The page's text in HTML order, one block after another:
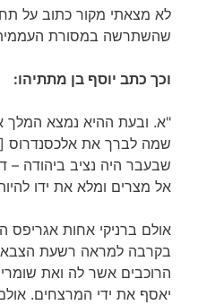
לא מצאתי מקור כתוב על
שהשתרשה במסורת
וכך כתב יוסף בן מתתיהו:
"א. ובעת ההיא נמצא המלך
שמה לברך את אלכסנדרוס
שבעבר היה נציב ביהודה –
אל מצרים ומלא את ידו
אולם ברניקי אחות אגריפס
בקרבה למראה רשעת
הרוכבים אשר לה ואת
יאסף את ידי המרצחים.